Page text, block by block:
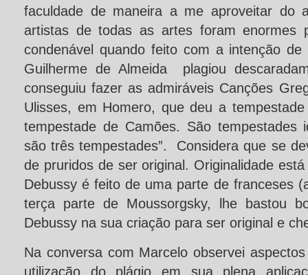
faculdade de maneira a me aproveitar do
artistas de todas as artes foram enormes
condenável quando feito com a intenção
Guilherme de Almeida plagiou
conseguiu fazer as admiráveis Canções
Ulisses, em Homero, que deu a
tempestade de Camões. São
são três tempestades”. Considera que se
de pruridos de ser original. Originalidade
Debussy é feito de uma parte de franceses
terça parte de Moussorgsky, lhe bastou
Debussy na sua criação para ser original e
Na conversa com Marcelo observei
utilização do plágio em sua plena